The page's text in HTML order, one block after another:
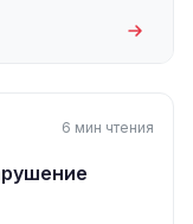
6 мин чтения